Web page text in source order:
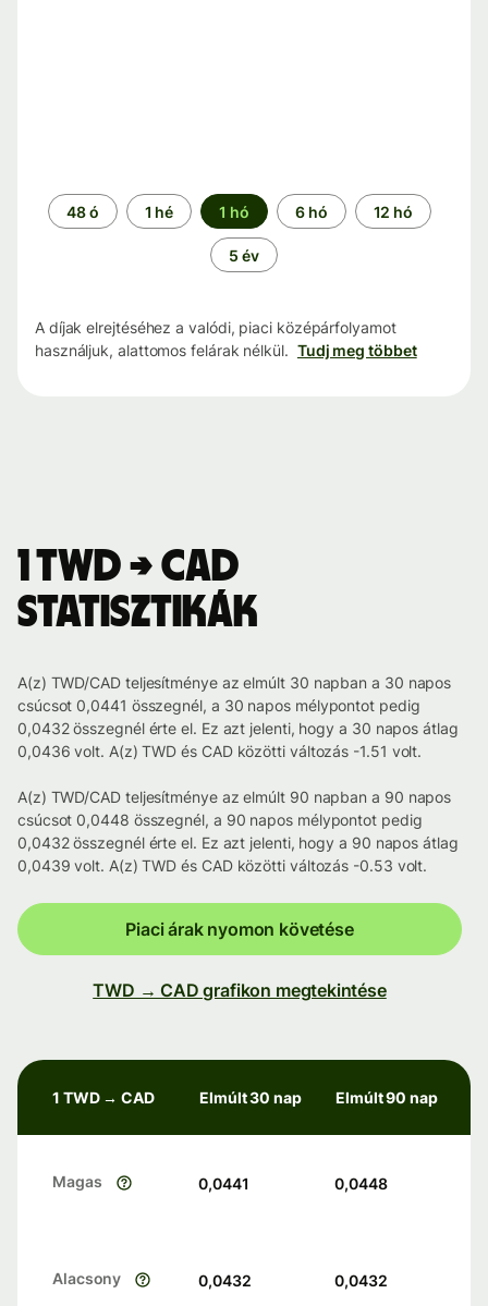
Időszak
48 ó 1 hé 1 hó 6 hó 12 hó
5 év
A díjak elrejtéséhez a valódi, piaci középárfolyamot
használjuk, alattomos felárak nélkül. Tudj meg többet
1 TWD → CAD
statisztikák
A(z) TWD/CAD teljesítménye az elmúlt 30 napban a 30 napos
csúcsot 0,0441 összegnél, a 30 napos mélypontot pedig
0,0432 összegnél érte el. Ez azt jelenti, hogy a 30 napos átlag
0,0436 volt. A(z) TWD és CAD közötti változás -1.51 volt.
A(z) TWD/CAD teljesítménye az elmúlt 90 napban a 90 napos
csúcsot 0,0448 összegnél, a 90 napos mélypontot pedig
0,0432 összegnél érte el. Ez azt jelenti, hogy a 90 napos átlag
0,0439 volt. A(z) TWD és CAD közötti változás -0.53 volt.
Piaci árak nyomon követése
TWD → CAD grafikon megtekintése
1 TWD → CAD Elmúlt 30 nap Elmúlt 90 nap
Magas 0,0441 0,0448
Alacsony 0,0432 0,0432